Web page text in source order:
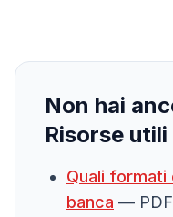
Non hai
Risorse utili
Quali
banca —